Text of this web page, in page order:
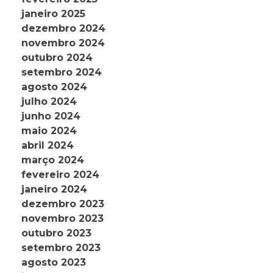
janeiro 2025
dezembro 2024
novembro 2024
outubro 2024
setembro 2024
agosto 2024
julho 2024
junho 2024
maio 2024
abril 2024
março 2024
fevereiro 2024
janeiro 2024
dezembro 2023
novembro 2023
outubro 2023
setembro 2023
agosto 2023